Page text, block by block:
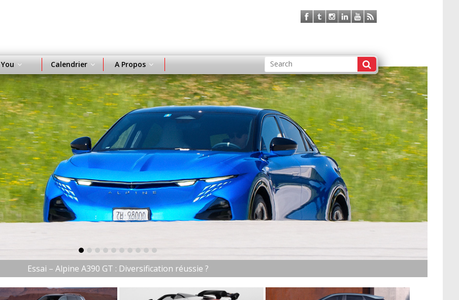
You Calendrier A Propos
Essai – Alpine A390 GT : Diversification réussie ?
item-0
item-1
item-2
item-3
item-4
item-5
item-6
item-7
item-8